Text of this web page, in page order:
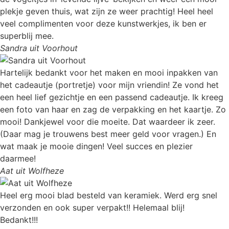
plekje geven thuis, wat zijn ze weer prachtig! Heel heel
veel complimenten voor deze kunstwerkjes, ik ben er
superblij mee.
Sandra uit Voorhout
Hartelijk bedankt voor het maken en mooi inpakken van
het cadeautje (portretje) voor mijn vriendin! Ze vond het
een heel lief gezichtje en een passend cadeautje. Ik kreeg
een foto van haar en zag de verpakking en het kaartje. Zo
mooi! Dankjewel voor die moeite. Dat waardeer ik zeer.
(Daar mag je trouwens best meer geld voor vragen.) En
wat maak je mooie dingen! Veel succes en plezier
daarmee!
Aat uit Wolfheze
Heel erg mooi blad besteld van keramiek. Werd erg snel
verzonden en ook super verpakt!! Helemaal blij!
Bedankt!!!